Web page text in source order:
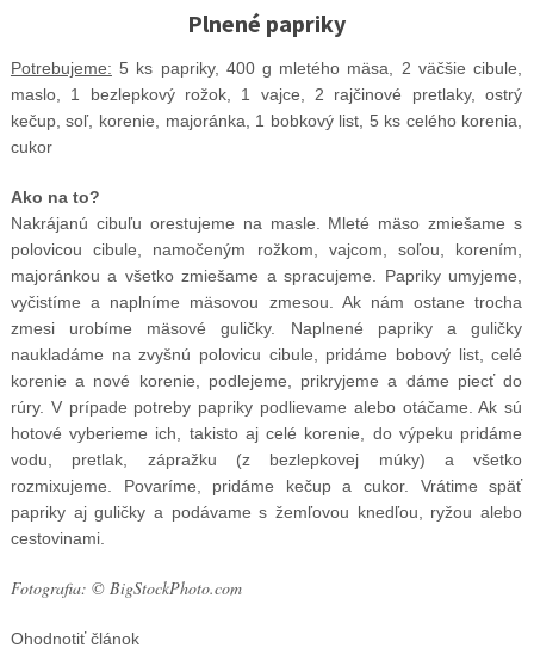
Plnené papriky
Potrebujeme: 5 ks papriky, 400 g mletého mäsa, 2 väčšie cibule,
maslo, 1 bezlepkový rožok, 1 vajce, 2 rajčinové pretlaky, ostrý
kečup, soľ, korenie, majoránka, 1 bobkový list, 5 ks celého korenia,
cukor
Ako na to?
Nakrájanú cibuľu orestujeme na masle. Mleté mäso zmiešame s
polovicou cibule, namočeným rožkom, vajcom, soľou, korením,
majoránkou a všetko zmiešame a spracujeme. Papriky umyjeme,
vyčistíme a naplníme mäsovou zmesou. Ak nám ostane trocha
zmesi urobíme mäsové guličky. Naplnené papriky a guličky
naukladáme na zvyšnú polovicu cibule, pridáme bobový list, celé
korenie a nové korenie, podlejeme, prikryjeme a dáme piecť do
rúry. V prípade potreby papriky podlievame alebo otáčame. Ak sú
hotové vyberieme ich, takisto aj celé korenie, do výpeku pridáme
vodu, pretlak, zápražku (z bezlepkovej múky) a všetko
rozmixujeme. Povaríme, pridáme kečup a cukor. Vrátime späť
papriky aj guličky a podávame s žemľovou knedľou, ryžou alebo
cestovinami.
Fotografia: © BigStockPhoto.com
Ohodnotiť článok